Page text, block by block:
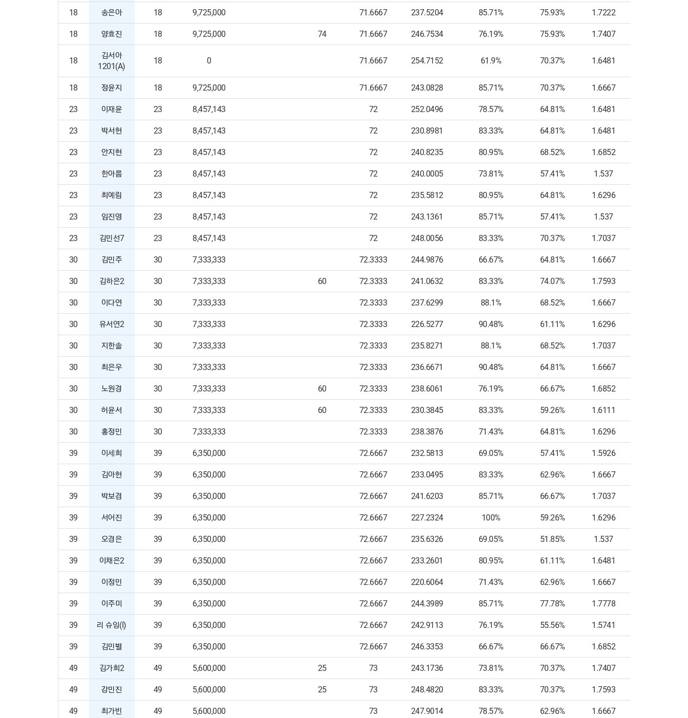
18 송은아 18 9,725,000 71.6667 237.5204 85.71% 75.93% 1.7222
18 양효진 18 9,725,000 74 71.6667 246.7534 76.19% 75.93% 1.7407
18
김서아
1201(A)
18 0 71.6667 254.7152 61.9% 70.37% 1.6481
18 정윤지 18 9,725,000 71.6667 243.0828 85.71% 70.37% 1.6667
23 이재윤 23 8,457,143 72 252.0496 78.57% 64.81% 1.6481
23 박서현 23 8,457,143 72 230.8981 83.33% 64.81% 1.6481
23 안지현 23 8,457,143 72 240.8235 80.95% 68.52% 1.6852
23 한아름 23 8,457,143 72 240.0005 73.81% 57.41% 1.537
23 최예림 23 8,457,143 72 235.5812 80.95% 64.81% 1.6296
23 임진영 23 8,457,143 72 243.1361 85.71% 57.41% 1.537
23 김민선7 23 8,457,143 72 248.0056 83.33% 70.37% 1.7037
30 김민주 30 7,333,333 72.3333 244.9876 66.67% 64.81% 1.6667
30 김하은2 30 7,333,333 60 72.3333 241.0632 83.33% 74.07% 1.7593
30 이다연 30 7,333,333 72.3333 237.6299 88.1% 68.52% 1.6667
30 유서연2 30 7,333,333 72.3333 226.5277 90.48% 61.11% 1.6296
30 지한솔 30 7,333,333 72.3333 235.8271 88.1% 68.52% 1.7037
30 최은우 30 7,333,333 72.3333 236.6671 90.48% 64.81% 1.6667
30 노원경 30 7,333,333 60 72.3333 238.6061 76.19% 66.67% 1.6852
30 허윤서 30 7,333,333 60 72.3333 230.3845 83.33% 59.26% 1.6111
30 홍정민 30 7,333,333 72.3333 238.3876 71.43% 64.81% 1.6296
39 이세희 39 6,350,000 72.6667 232.5813 69.05% 57.41% 1.5926
39 김아현 39 6,350,000 72.6667 233.0495 83.33% 62.96% 1.6667
39 박보겸 39 6,350,000 72.6667 241.6203 85.71% 66.67% 1.7037
39 서어진 39 6,350,000 72.6667 227.2324 100% 59.26% 1.6296
39 오경은 39 6,350,000 72.6667 235.6326 69.05% 51.85% 1.537
39 이채은2 39 6,350,000 72.6667 233.2601 80.95% 61.11% 1.6481
39 이정민 39 6,350,000 72.6667 220.6064 71.43% 62.96% 1.6667
39 이주미 39 6,350,000 72.6667 244.3989 85.71% 77.78% 1.7778
39 리 슈잉(I) 39 6,350,000 72.6667 242.9113 76.19% 55.56% 1.5741
39 김민별 39 6,350,000 72.6667 246.3353 66.67% 66.67% 1.6852
49 김가희2 49 5,600,000 25 73 243.1736 73.81% 70.37% 1.7407
49 강민진 49 5,600,000 25 73 248.4820 83.33% 70.37% 1.7593
49 최가빈 49 5,600,000 73 247.9014 78.57% 62.96% 1.6667